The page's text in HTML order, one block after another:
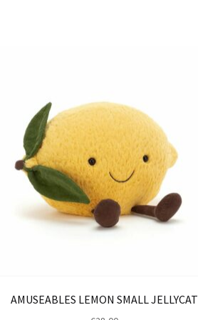
AMUSEABLES LEMON SMALL JELLYCAT